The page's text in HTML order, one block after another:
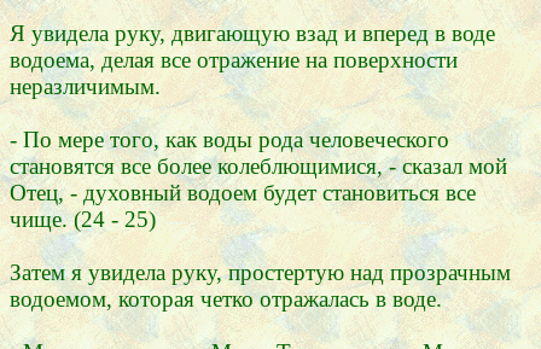
Я увидела руку, двигающую взад и вперед в воде
водоема, делая все отражение на поверхности
неразличимым.
- По мере того, как воды рода человеческого
становятся все более колеблющимися, - сказал мой
Отец, - духовный водоем будет становиться все
чище. (24 - 25)
Затем я увидела руку, простертую над прозрачным
водоемом, которая четко отражалась в воде.